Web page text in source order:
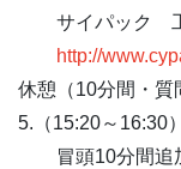
サイパック 工
http://
休憩（10分間・質
5.（15:20～16:30）
冒頭10分間追加